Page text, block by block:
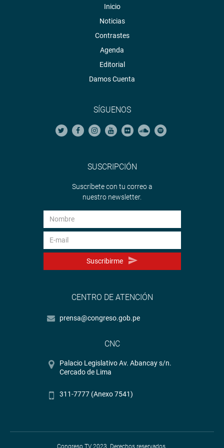
(bancada APP) sustentó su Proyecto de Ley 14576/2025-
CR que propone el fraccionamiento especial de deudas
tributarias y multas administrativas en litigio.
OFICINA DE COMUNICACIONES E IMAGEN
Inicio
Noticias
Contrastes
Agenda
Editorial
Damos Cuenta
SÍGUENOS
SUSCRIPCIÓN
Suscríbete con tu correo a
nuestro newsletter.
Suscribirme
CENTRO DE ATENCIÓN
prensa@congreso.gob.pe
CNC
Palacio Legislativo Av. Abancay s/n.
Cercado de Lima
311-7777 (Anexo 7541)
Congreso TV 2023. Derechos reservados.